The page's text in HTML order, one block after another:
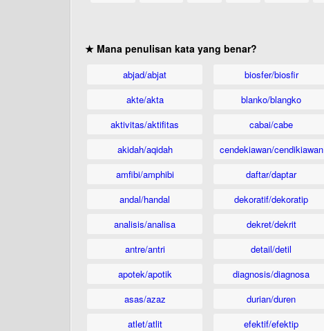
★ Mana penulisan kata yang benar?
abjad/abjat
akte/akta
aktivitas/aktifitas
akidah/aqidah
amfibi/amphibi
andal/handal
analisis/analisa
antre/antri
apotek/apotik
asas/azaz
atlet/atlit
biosfer/biosfir
blanko/blangko
cabai/cabe
cendekiawan/cendikiawan
daftar/daptar
dekoratif/dekoratip
dekret/dekrit
detail/detil
diagnosis/diagnosa
durian/duren
efektif/efektip